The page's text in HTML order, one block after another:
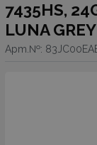
7435HS,
LUNA GREY
Арт.№: